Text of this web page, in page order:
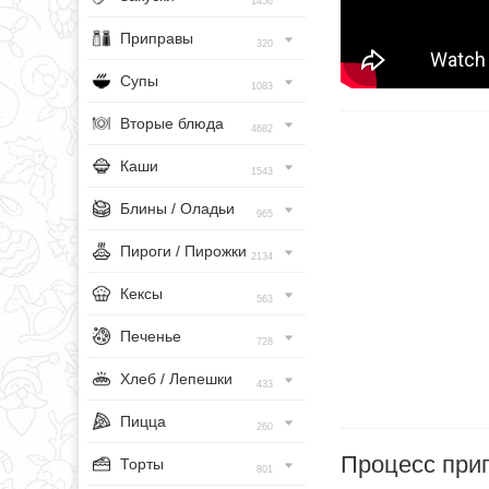
Приправы 320
Супы 1083
Вторые блюда 4682
Каши 1543
Блины / Оладьи 965
Пироги / Пирожки 2134
Кексы 563
Печенье 728
Хлеб / Лепешки 433
Пицца 260
Торты 801 Процесс